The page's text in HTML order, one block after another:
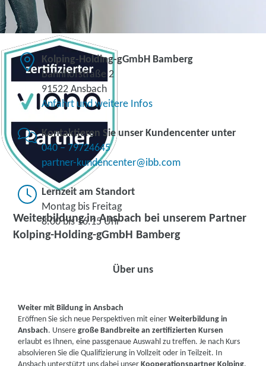
Weiterbildung in Ansbach bei unserem Partner
Kolping-Holding-gGmbH Bamberg
Kolping-Holding-gGmbH Bamberg
Bahnhofstraße 2
91522 Ansbach
Anfahrt und weitere Infos
Kontaktieren Sie unser Kundencenter unter
040 – 79724645
partner-kundencenter@ibb.com
Lernzeit am Standort
Montag bis Freitag
8.00 bis 16.15 Uhr
Über uns
Weiter mit Bildung in Ansbach
Eröffnen Sie sich neue Perspektiven mit einerWeiterbildung in
Ansbach. Unseregroße Bandbreite an zertifizierten Kursen
erlaubt es Ihnen, eine passgenaue Auswahl zu treffen. Je nach Kurs
absolvieren Sie die Qualifizierung in Vollzeit oder in Teilzeit. In